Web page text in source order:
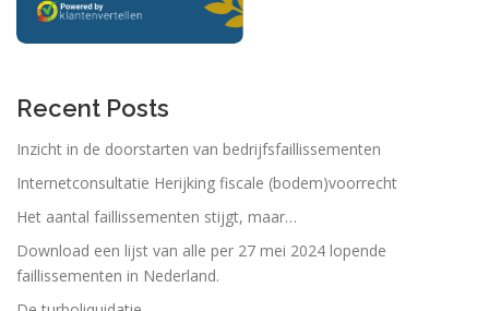
Recent Posts
Inzicht in de doorstarten van bedrijfsfaillissementen
Internetconsultatie Herijking fiscale (bodem)voorrecht
Het aantal faillissementen stijgt, maar…
Download een lijst van alle per 27 mei 2024 lopende
faillissementen in Nederland.